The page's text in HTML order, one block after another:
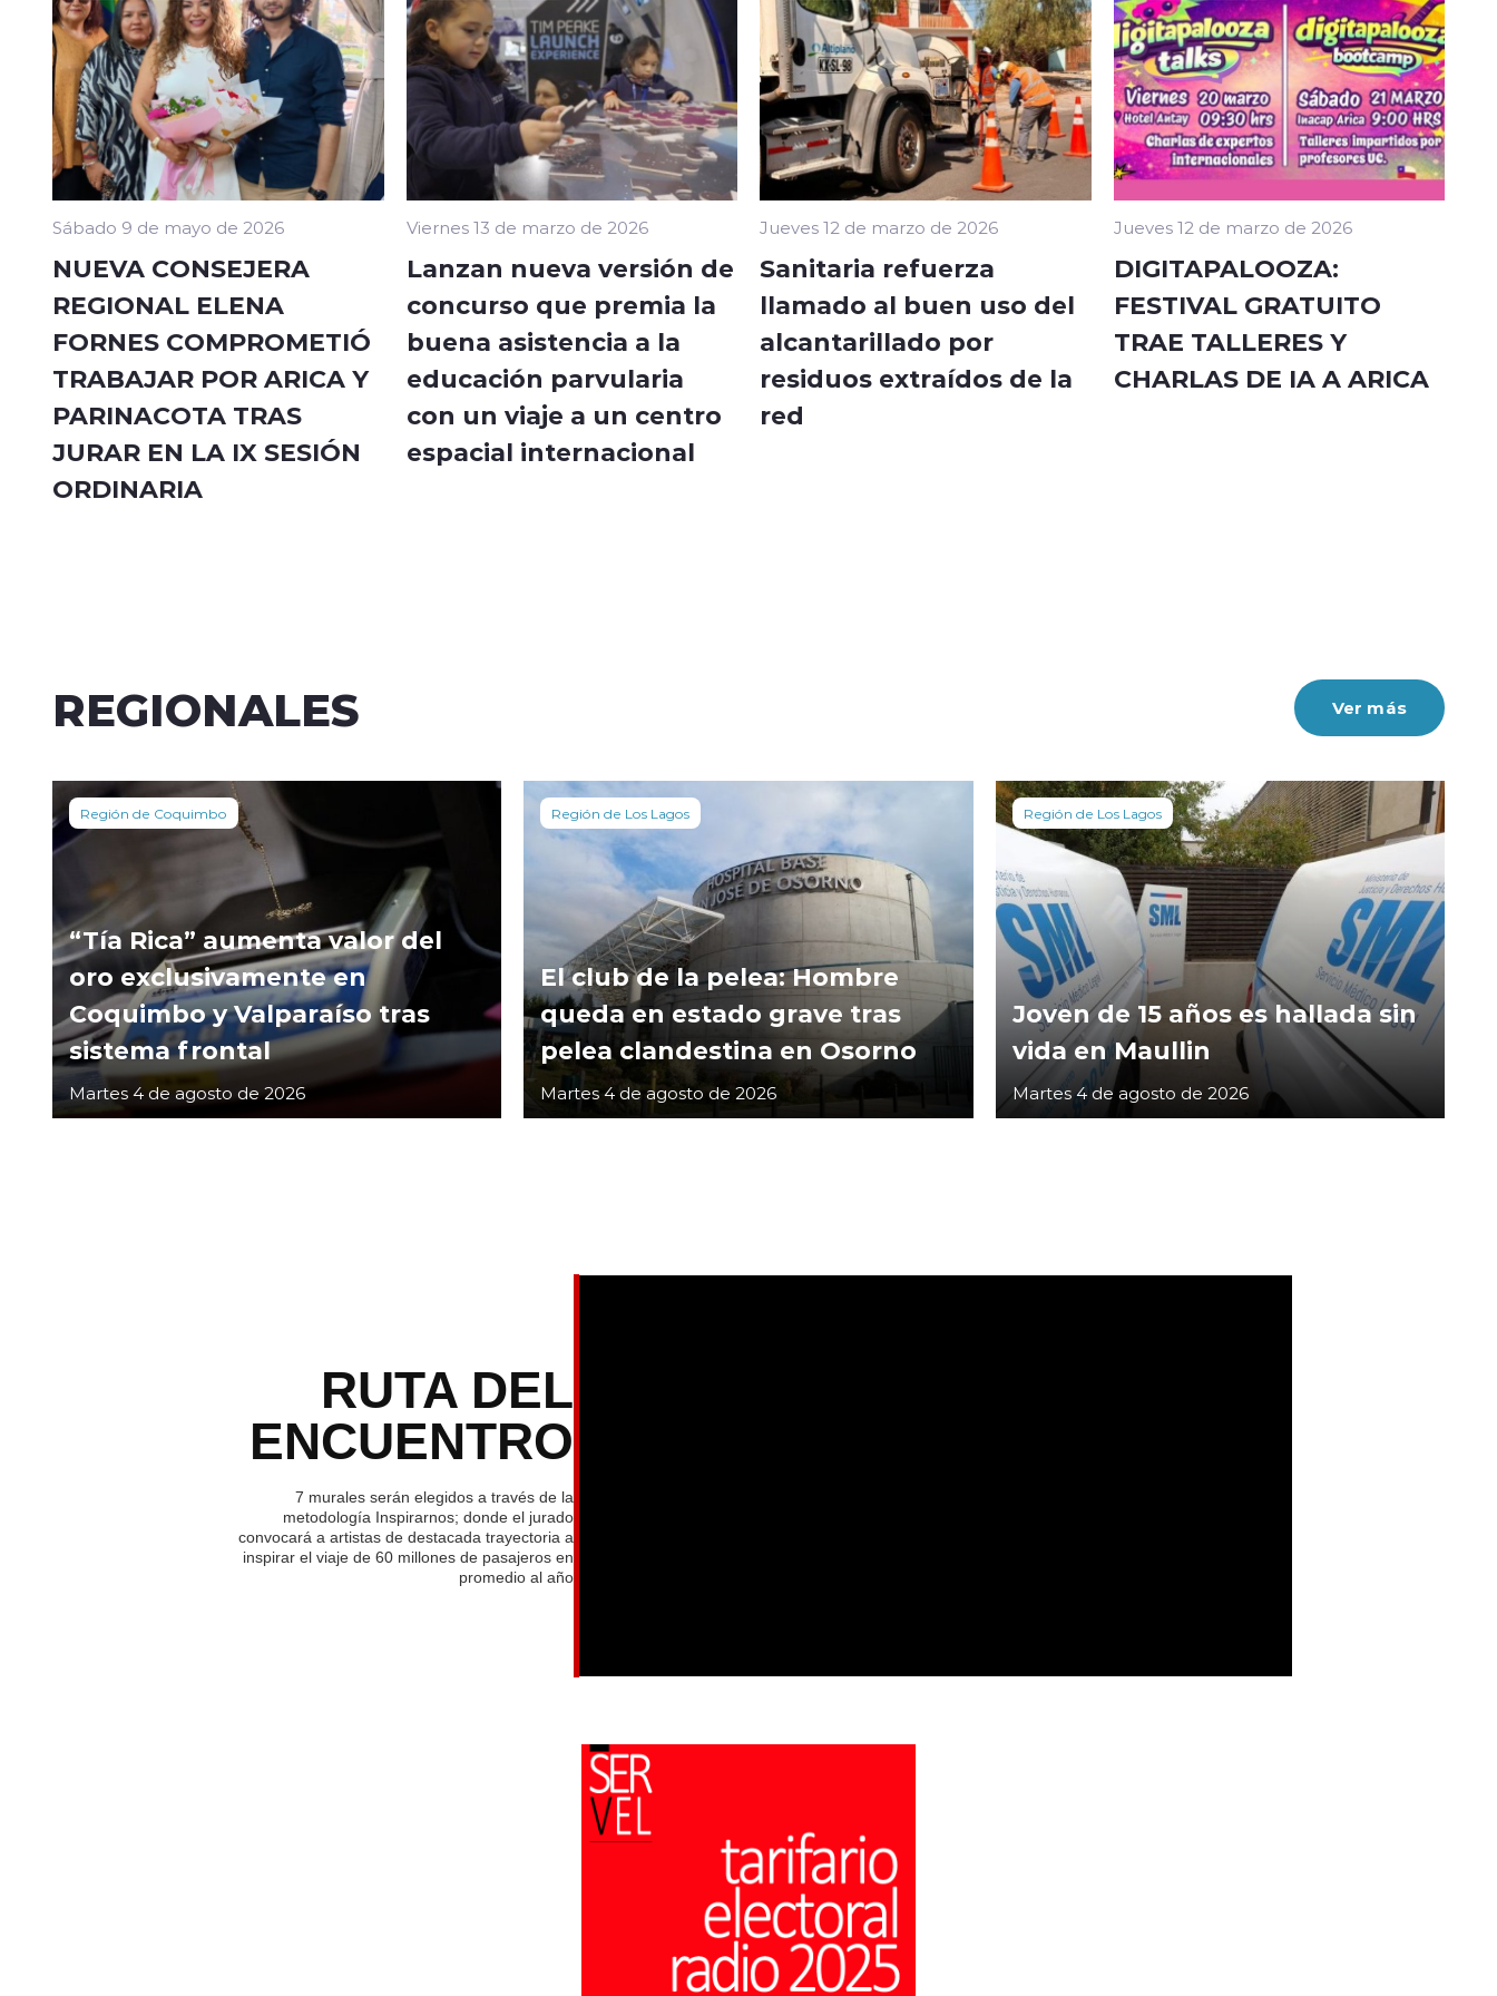
Sábado 9 de mayo de 2026
NUEVA CONSEJERA
REGIONAL ELENA
FORNES COMPROMETIÓ
TRABAJAR POR ARICA Y
PARINACOTA TRAS
JURAR EN LA IX SESIÓN
ORDINARIA
Viernes 13 de marzo de 2026
Lanzan nueva versión de
concurso que premia la
buena asistencia a la
educación parvularia
con un viaje a un centro
espacial internacional
Jueves 12 de marzo de 2026
Sanitaria refuerza
llamado al buen uso del
alcantarillado por
residuos extraídos de la
red
Jueves 12 de marzo de 2026
DIGITAPALOOZA:
FESTIVAL GRATUITO
TRAE TALLERES Y
CHARLAS DE IA A ARICA
REGIONALES Ver más
Región de Coquimbo
“Tía Rica” aumenta valor del
oro exclusivamente en
Coquimbo y Valparaíso tras
sistema frontal
Martes 4 de agosto de 2026
Región de Los Lagos
El club de la pelea: Hombre
queda en estado grave tras
pelea clandestina en Osorno
Martes 4 de agosto de 2026
Región de Los Lagos
Joven de 15 años es hallada sin
vida en Maullin
Martes 4 de agosto de 2026
RUTA DEL
ENCUENTRO
7 murales serán elegidos a través de la
metodología Inspirarnos; donde el jurado
convocará a artistas de destacada trayectoria a
inspirar el viaje de 60 millones de pasajeros en
promedio al año